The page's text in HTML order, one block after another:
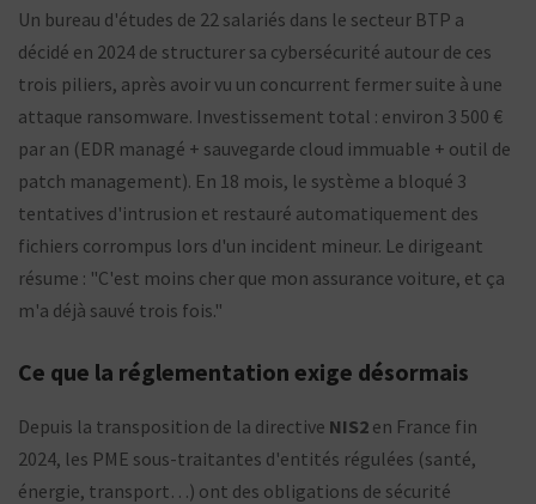
Un bureau d'études de 22 salariés dans le secteur BTP a
décidé en 2024 de structurer sa cybersécurité autour de ces
trois piliers, après avoir vu un concurrent fermer suite à une
attaque ransomware. Investissement total : environ 3 500 €
par an (EDR managé + sauvegarde cloud immuable + outil de
patch management). En 18 mois, le système a bloqué 3
tentatives d'intrusion et restauré automatiquement des
fichiers corrompus lors d'un incident mineur. Le dirigeant
résume : "C'est moins cher que mon assurance voiture, et ça
m'a déjà sauvé trois fois."
Ce que la réglementation exige désormais
Depuis la transposition de la directive NIS2 en France fin
2024, les PME sous-traitantes d'entités régulées (santé,
énergie, transport…) ont des obligations de sécurité